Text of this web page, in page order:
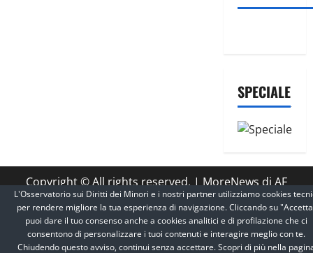
SPECIALE
Copyright © All rights reserved.|MoreNewsdi AF
themes.
L'Osservatorio sui Diritti dei Minori e i nostri partner utilizziamo cookies
per rendere migliore la tua esperienza di navigazione. Cliccando su
puoi dare il tuo consenso anche a cookies analitici e di profilazione che ci
consentono di personalizzare i tuoi contenuti e interagire meglio con te.
Chiudendo questo avviso, continui senza accettare. Scopri di più nella